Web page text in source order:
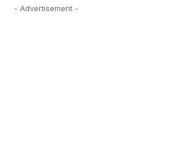
- Advertisement -